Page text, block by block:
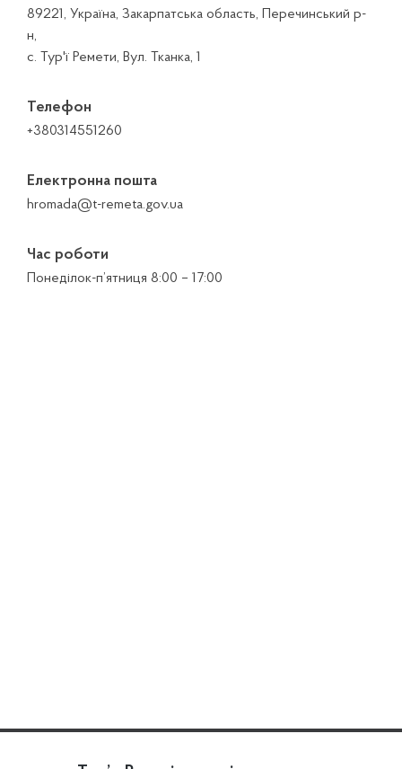
89221, Україна, Закарпатська область, Перечинський р-
н,
с. Тур'ї Ремети, Вул. Тканка, 1
Телефон
+380314551260
Електронна пошта
hromada@t-remeta.gov.ua
Час роботи
Понеділок-п’ятниця 8:00 – 17:00